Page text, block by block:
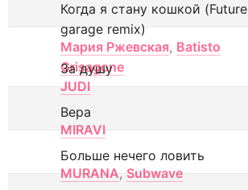
Когда я стану кошкой (Future
garage remix)
Мария Ржевская, Batisto
Grisagone
За душу
JUDI
Вера
MIRAVI
Больше нечего ловить
MURANA, Subwave